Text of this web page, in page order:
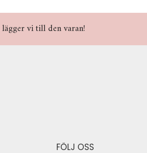
vi till den varan!
FÖLJ OSS